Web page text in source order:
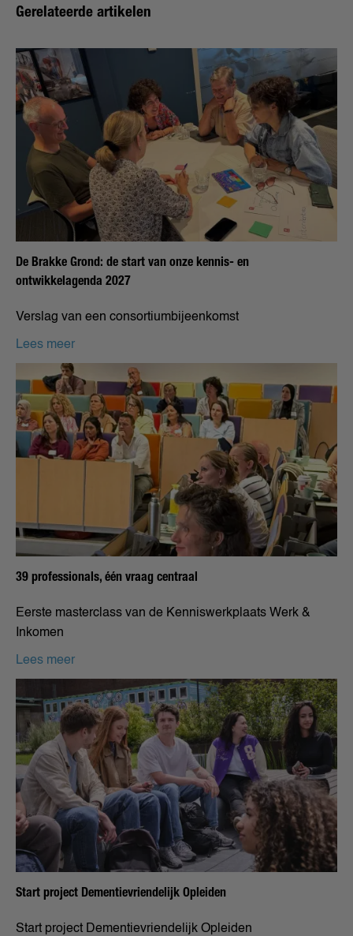
Gerelateerde artikelen
De Brakke Grond: de start van onze kennis- en
ontwikkelagenda 2027
Verslag van een consortiumbijeenkomst
Lees meer
39 professionals, één vraag centraal
Eerste masterclass van de Kenniswerkplaats Werk &
Inkomen
Lees meer
Start project Dementievriendelijk Opleiden
Start project Dementievriendelijk Opleiden